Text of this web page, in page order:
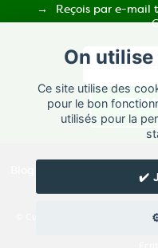
On utilise
Ce site utilise des
pour le bon
utilisés pour la
✔️
Reçois par e-mail
Réglage des
© Cuisine.land : La plateforme
Créer